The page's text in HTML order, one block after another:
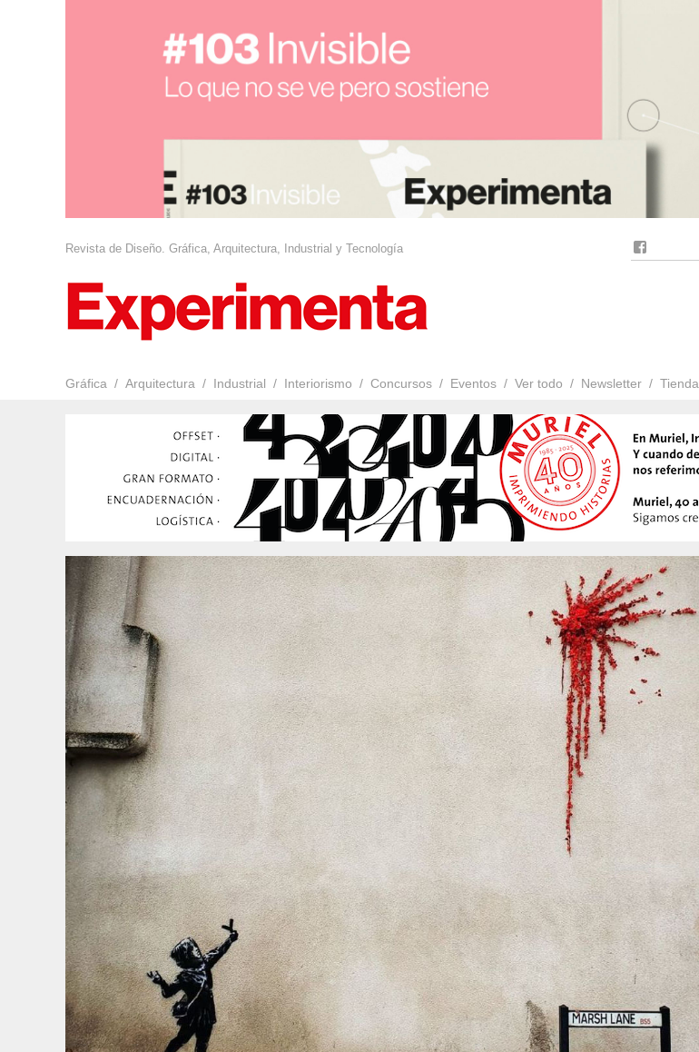
Revista de Diseño. Gráfica, Arquitectura, Industrial y Tecnología
Gráfica Arquitectura Industrial Interiorismo Concursos Eventos Ver todo Newsletter Tienda